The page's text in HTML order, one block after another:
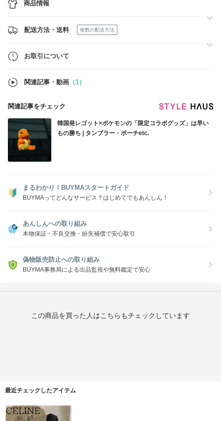
在庫状況は日々変動しておりますので、ご購入いただく前に在庫状況の
確認・お問い合わせをお願いいたします。
商品情報
配送方法・送料 複数の配送方法
お取引について
関連記事・動画 （1）
関連記事をチェック
韓国発レゴット×ポケモンの「限定コラボグッズ」は早い
もの勝ち | タンブラー・ポーチetc.
まるわかり！BUYMAスタートガイド
BUYMAってどんなサービス？はじめてでもあんしん！
あんしんへの取り組み
本物保証・不良交換・紛失補償で安心取引
偽物販売防止への取り組み
BUYMA事務局による出品監視や無料鑑定で安心
この商品を買った人はこちらもチェックしています
最近チェックしたアイテム